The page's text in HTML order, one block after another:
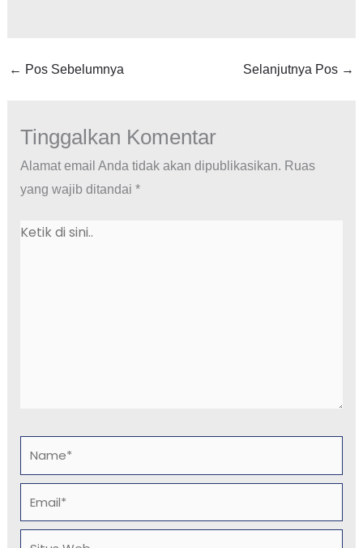
← Pos Sebelumnya Selanjutnya Pos →
Tinggalkan Komentar
Alamat email Anda tidak akan dipublikasikan. Ruas
yang wajib ditandai *
Ketik